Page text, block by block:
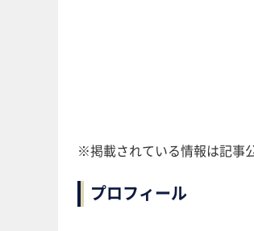
※掲載されている情報は記事
プロフィール